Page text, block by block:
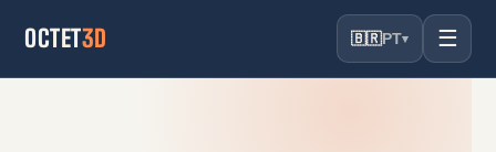
OCTET3D 🇧🇷PT▾ ☰